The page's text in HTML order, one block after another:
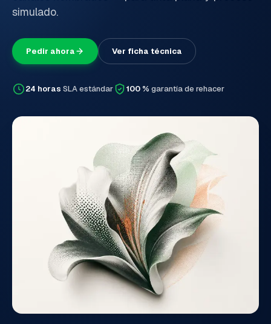
simulado.
Pedir ahora Ver ficha técnica
24 horas SLA estándar 100 % garantía de rehacer